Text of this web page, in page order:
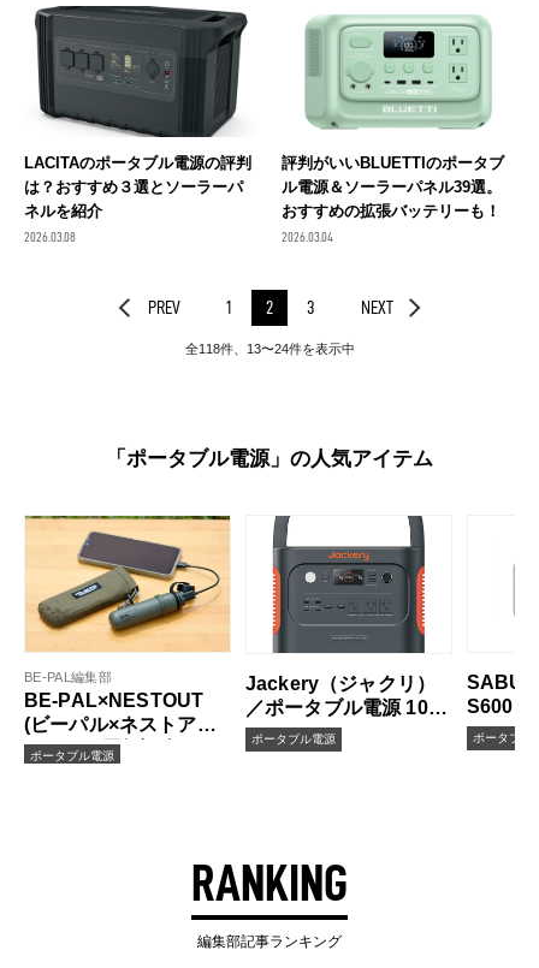
LACITAのポータブル電源の評判
は？おすすめ３選とソーラーパ
ネルを紹介
2026.03.08
評判がいいBLUETTIのポータブ
ル電源＆ソーラーパネル39選。
おすすめの拡張バッテリーも！
2026.03.04
PREV 1 2 3 NEXT
全118件、13〜24件を表示中
「ポータブル電源」の人気アイテム
BE-PAL編集部
BE-PAL×NESTOUT
(ビーパル×ネストアウ
ト) ／ 45周年記念 モバ
ポータブル電源
Jackery（ジャクリ）
／ポータブル電源 1000
Plus
ポータブル電源
S600
ポータブル
RANKING
編集部記事ランキング